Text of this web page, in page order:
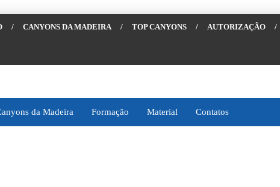
/ CANYONS DA MADEIRA / TOP CANYONS / AUTORIZAÇÃO /
da Madeira Formação Material Contatos